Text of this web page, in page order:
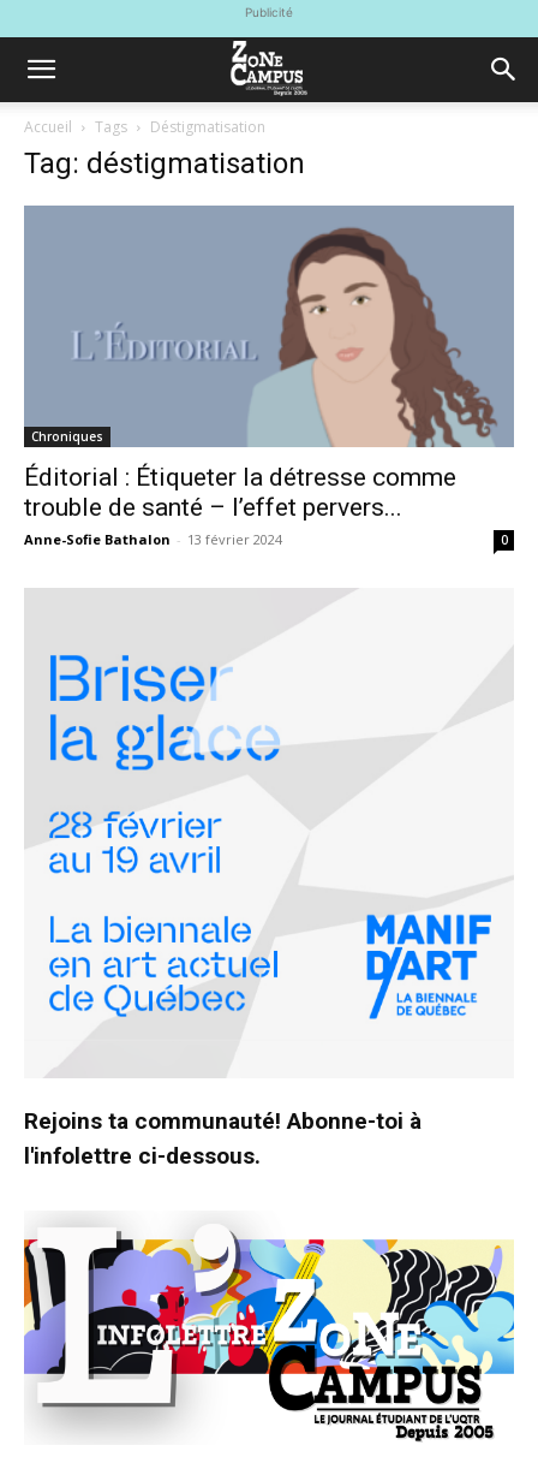
Publicité
Accueil Tags Déstigmatisation
Tag: déstigmatisation
Chroniques
Éditorial : Étiqueter la détresse comme
trouble de santé – l’effet pervers...
Anne-Sofie Bathalon - 13 février 2024 0
Rejoins ta communauté! Abonne-toi à
l'infolettre ci-dessous.